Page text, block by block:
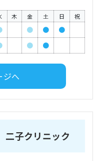
木 金 土 日 祝
● ●
●
● ●
ジへ
子クリニック